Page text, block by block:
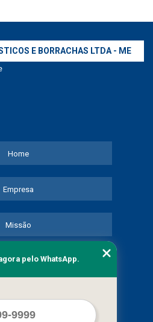
E BORRACHAS LTDA - ME
Home
Empresa
Missão
Serviçospelo WhatsApp.